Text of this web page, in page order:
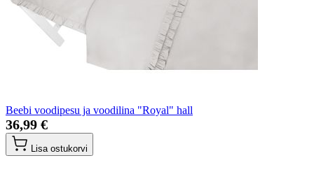
Beebi voodipesu ja voodilina "Royal" hall
36,99 €
Lisa ostukorvi